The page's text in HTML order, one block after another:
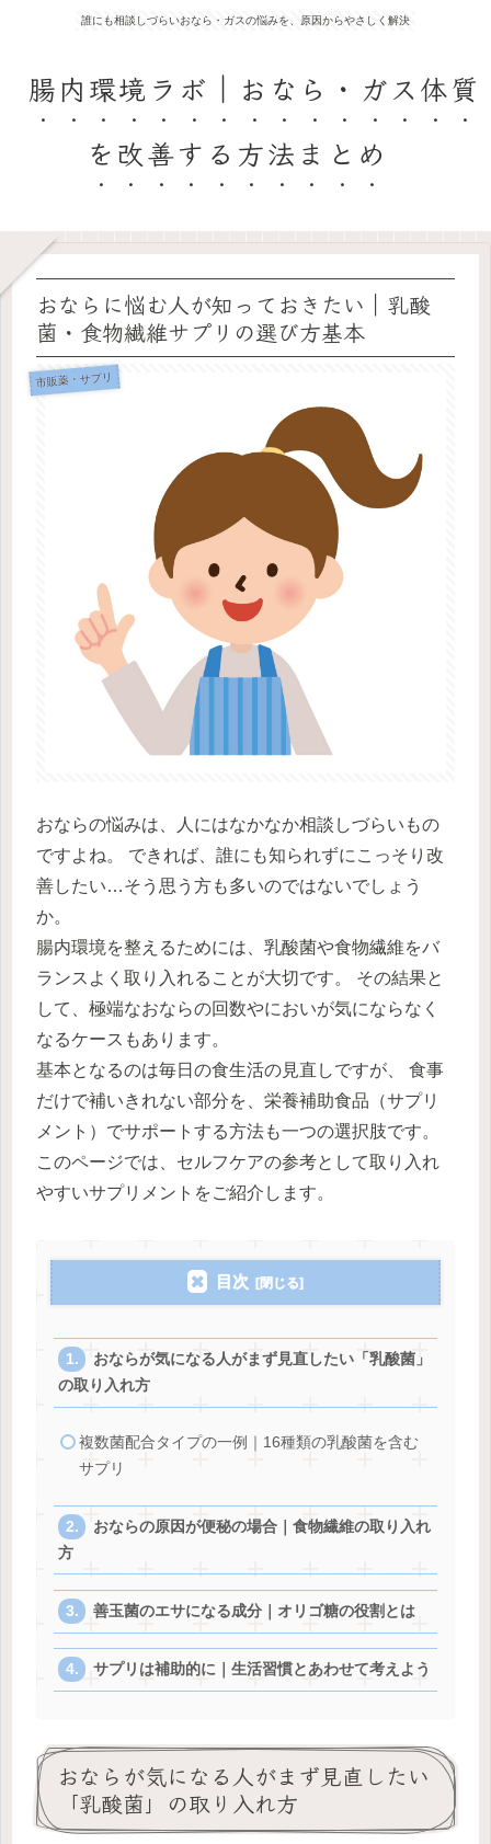
誰にも相談しづらいおなら・ガスの悩みを、原因からやさしく解決
腸内環境ラボ｜おなら・ガス体質
を改善する方法まとめ
おならに悩む人が知っておきたい｜乳酸
菌・食物繊維サプリの選び方基本
市販薬・サプリ
おならの悩みは、人にはなかなか相談しづらいもの
ですよね。 できれば、誰にも知られずにこっそり改
善したい…そう思う方も多いのではないでしょう
か。
腸内環境を整えるためには、乳酸菌や食物繊維をバ
ランスよく取り入れることが大切です。 その結果と
して、極端なおならの回数やにおいが気にならなく
なるケースもあります。
基本となるのは毎日の食生活の見直しですが、 食事
だけで補いきれない部分を、栄養補助食品（サプリ
メント）でサポートする方法も一つの選択肢です。
このページでは、セルフケアの参考として取り入れ
やすいサプリメントをご紹介します。
目次
おならが気になる人がまず見直したい「乳酸菌」
の取り入れ方
複数菌配合タイプの一例｜16種類の乳酸菌を含む
サプリ
おならの原因が便秘の場合｜食物繊維の取り入れ
方
善玉菌のエサになる成分｜オリゴ糖の役割とは
サプリは補助的に｜生活習慣とあわせて考えよう
おならが気になる人がまず見直したい
「乳酸菌」の取り入れ方